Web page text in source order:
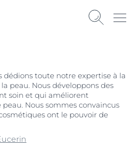
dédions toute notre expertise à la
peau. Nous développons des
soin et qui améliorent
Nous sommes convaincus
ont le pouvoir de